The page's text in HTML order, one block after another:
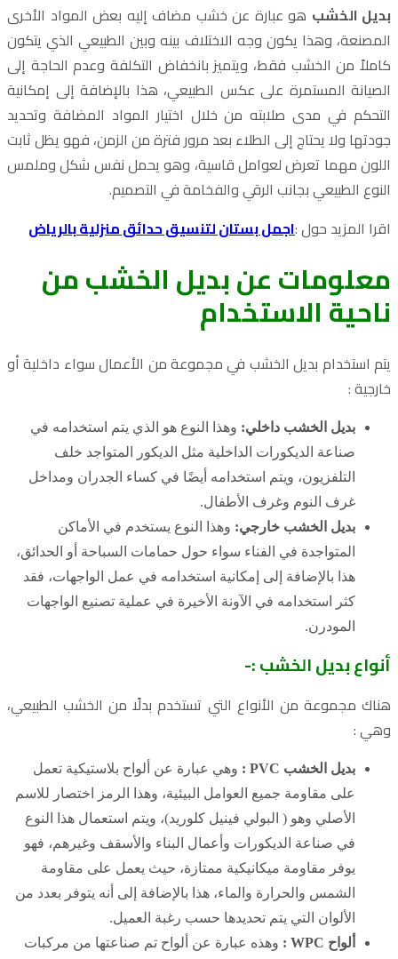
بديل الخشب هو عبارة عن خشب مضاف إليه بعض المواد الأخرى
المصنعة، وهذا يكون وجه الاختلاف بينه وبين الطبيعي الذي يتكون
كاملاً من الخشب فقط، ويتميز بانخفاض التكلفة وعدم الحاجة إلى
الصيانة المستمرة على عكس الطبيعي، هذا بالإضافة إلى إمكانية
التحكم في مدى صلابته من خلال اختيار المواد المضافة وتحديد
جودتها ولا يحتاج إلى الطلاء بعد مرور فترة من الزمن، فهو يظل ثابت
اللون مهما تعرض لعوامل قاسية، وهو يحمل نفس شكل وملمس
النوع الطبيعي بجانب الرقي والفخامة في التصميم.
اقرا المزيد حول :اجمل بستان لتنسيق حدائق منزلية بالرياض
معلومات عن بديل الخشب من
ناحية الاستخدام
يتم استخدام بديل الخشب في مجموعة من الأعمال سواء داخلية أو
خارجية :
بديل الخشب داخلي: وهذا النوع هو الذي يتم استخدامه في
صناعة الديكورات الداخلية مثل الديكور المتواجد خلف
التلفزيون، ويتم استخدامه أيضًا في كساء الجدران ومداخل
غرف النوم وغرف الأطفال.
بديل الخشب خارجي: وهذا النوع يستخدم في الأماكن
المتواجدة في الفناء سواء حول حمامات السباحة أو الحدائق،
هذا بالإضافة إلى إمكانية استخدامه في عمل الواجهات، فقد
كثر استخدامه في الآونة الأخيرة في عملية تصنيع الواجهات
المودرن.
أنواع بديل الخشب :-
هناك مجموعة من الأنواع التي تستخدم بدلًا من الخشب الطبيعي،
وهي :
بديل الخشب PVC :
وهي عبارة عن ألواح بلاستيكية تعمل
على مقاومة جميع العوامل البيئية، وهذا الرمز اختصار للاسم
الأصلي وهو ( البولي فينيل كلوريد)، ويتم استعمال هذا النوع
في صناعة الديكورات وأعمال البناء والأسقف وغيرهم، فهو
يوفر مقاومة ميكانيكية ممتازة، حيث يعمل على مقاومة
الشمس والحرارة والماء، هذا بالإضافة إلى أنه يتوفر بعدد من
الألوان التي يتم تحديدها حسب رغبة العميل.
ألواح WPC :
وهذه عبارة عن ألواح تم صناعتها من مركبات